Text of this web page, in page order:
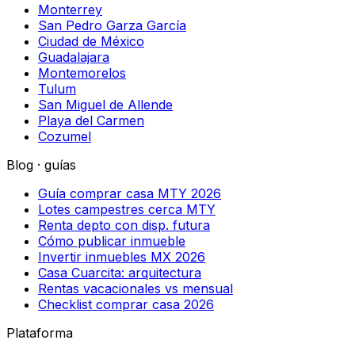
Monterrey
San Pedro Garza García
Ciudad de México
Guadalajara
Montemorelos
Tulum
San Miguel de Allende
Playa del Carmen
Cozumel
Blog · guías
Guía comprar casa MTY 2026
Lotes campestres cerca MTY
Renta depto con disp. futura
Cómo publicar inmueble
Invertir inmuebles MX 2026
Casa Cuarcita: arquitectura
Rentas vacacionales vs mensual
Checklist comprar casa 2026
Plataforma